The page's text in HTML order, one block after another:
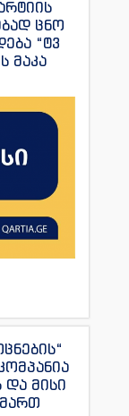
ცნო
“ტვ
მაკა
და მისი